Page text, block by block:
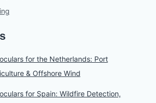
for the Netherlands: Port
& Offshore Wind
for Spain: Wildfire Detection,